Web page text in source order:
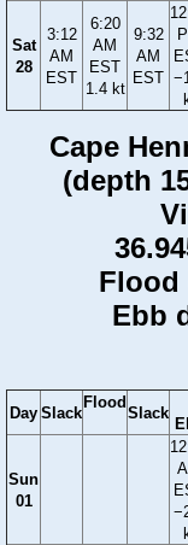
Sat
28
3:12
AM
EST
6:20
AM
EST
1.4 kt
9:32
AM
EST
Cape
(depth
Flood
Ebb
Day Slack
Flood
Slack
Sun
01